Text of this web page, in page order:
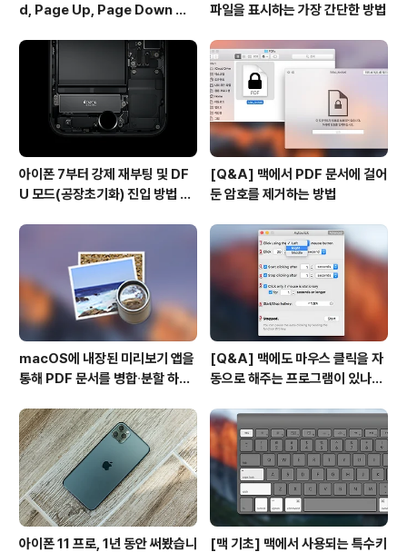
d, Page Up, Page Down 키
파일을 표시하는 가장 간단한 방법
아이폰 7부터 강제 재부팅 및 DF
U 모드(공장초기화) 진입 방법 변
[Q&A] 맥에서 PDF 문서에 걸어
둔 암호를 제거하는 방법
macOS에 내장된 미리보기 앱을
통해 PDF 문서를 병합∙분할 하는
[Q&A] 맥에도 마우스 클릭을 자
동으로 해주는 프로그램이 있나
아이폰 11 프로, 1년 동안 써봤습니 [맥 기초] 맥에서 사용되는 특수키